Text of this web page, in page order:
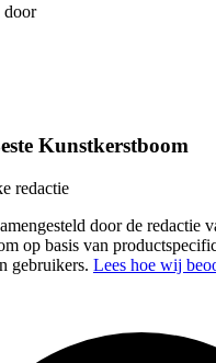
door
Kunstkerstboom
redactie
door de redactie
op basis van
gebruikers. Lees hoe wij